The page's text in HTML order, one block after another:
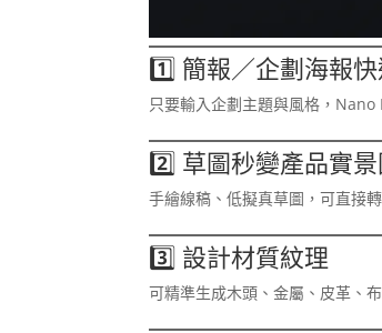
1️⃣ 簡報／企劃海報
只要輸入企劃主題與風格，
2️⃣ 草圖秒變產品實
手繪線稿、低擬真草圖，可直接
3️⃣ 設計材質紋理
可精準生成木頭、金屬、皮革、